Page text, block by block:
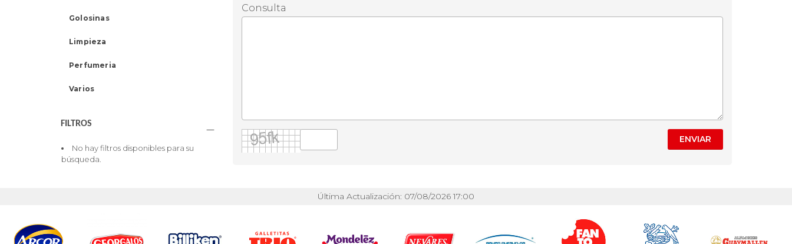
Golosinas
Limpieza
Perfumeria
Varios
FILTROS
No hay filtros disponibles para su
búsqueda.
Consulta
ENVIAR
Última Actualización: 07/08/2026 17:00